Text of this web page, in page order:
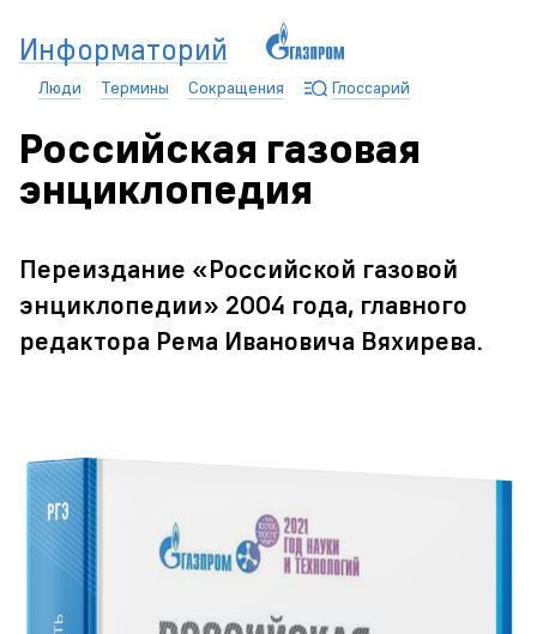
Информаторий
Люди Термины Сокращения Глоссарий
Российская газовая
энциклопедия
Переиздание «Российской газовой
энциклопедии» 2004 года, главного
редактора Рема Ивановича Вяхирева.